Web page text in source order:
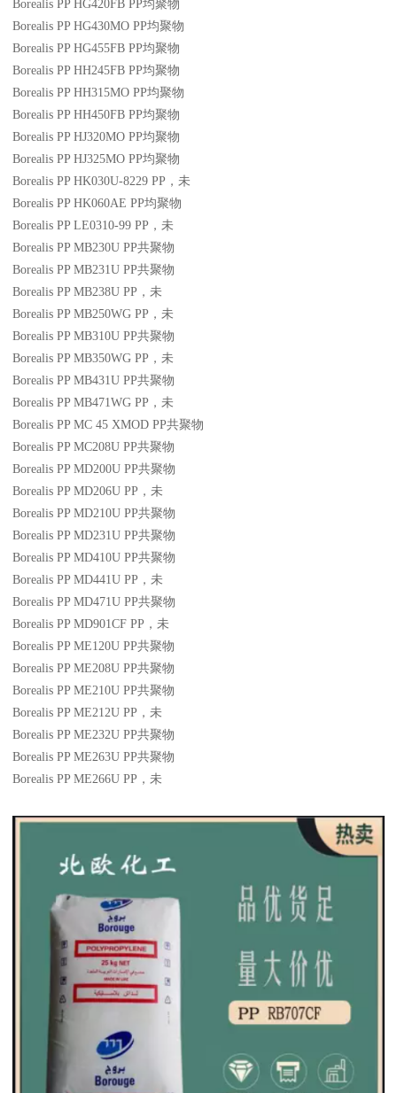
Borealis PP HG420FB PP均聚物
Borealis PP HG430MO PP均聚物
Borealis PP HG455FB PP均聚物
Borealis PP HH245FB PP均聚物
Borealis PP HH315MO PP均聚物
Borealis PP HH450FB PP均聚物
Borealis PP HJ320MO PP均聚物
Borealis PP HJ325MO PP均聚物
Borealis PP HK030U-8229 PP ，未
Borealis PP HK060AE PP均聚物
Borealis PP LE0310-99 PP ，未
Borealis PP MB230U PP共聚物
Borealis PP MB231U PP共聚物
Borealis PP MB238U PP ，未
Borealis PP MB250WG PP ，未
Borealis PP MB310U PP共聚物
Borealis PP MB350WG PP ，未
Borealis PP MB431U PP共聚物
Borealis PP MB471WG PP ，未
Borealis PP MC 45 XMOD PP共聚物
Borealis PP MC208U PP共聚物
Borealis PP MD200U PP共聚物
Borealis PP MD206U PP ，未
Borealis PP MD210U PP共聚物
Borealis PP MD231U PP共聚物
Borealis PP MD410U PP共聚物
Borealis PP MD441U PP ，未
Borealis PP MD471U PP共聚物
Borealis PP MD901CF PP ，未
Borealis PP ME120U PP共聚物
Borealis PP ME208U PP共聚物
Borealis PP ME210U PP共聚物
Borealis PP ME212U PP ，未
Borealis PP ME232U PP共聚物
Borealis PP ME263U PP共聚物
Borealis PP ME266U PP ，未